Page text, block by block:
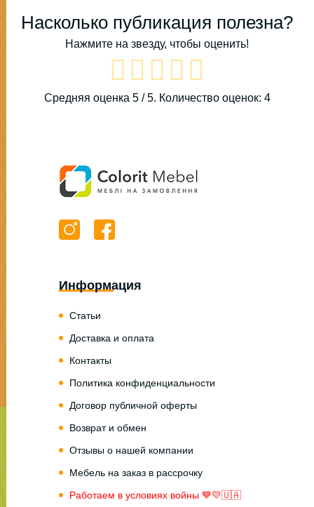
Насколько публикация полезна?
Нажмите на звезду, чтобы оценить!
Средняя оценка 5/ 5. Количество оценок: 4
Информация
Статьи
Доставка и оплата
Контакты
Политика конфиденциальности
Договор публичной оферты
Возврат и обмен
Отзывы о нашей компании
Мебель на заказ в рассрочку
Работаем в условиях войны 💙💛🇺🇦